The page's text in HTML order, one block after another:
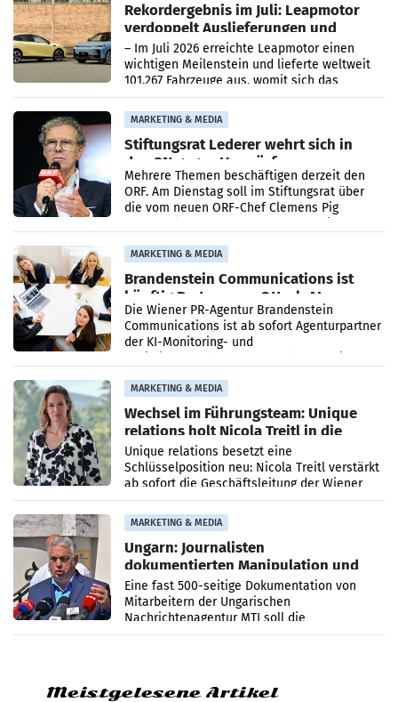
Rekordergebnis im Juli: Leapmotor
verdoppelt Auslieferungen und
überschreitet die 100.000er-Marke
– Im Juli 2026 erreichte Leapmotor einen
wichtigen Meilenstein und lieferte weltweit
101.267 Fahrzeuge aus, womit sich das
Ergebnis gegenüber Juli 2025 mehr als
verdoppelte (+102
MARKETING & MEDIA
Stiftungsrat Lederer wehrt sich in
den SN gegen Vorwürfe
Mehrere Themen beschäftigen derzeit den
ORF. Am Dienstag soll im Stiftungsrat über
die vom neuen ORF-Chef Clemens Pig
MARKETING & MEDIA
Brandenstein Communications ist
künftig Partner von OtterlyAI
Die Wiener PR-Agentur Brandenstein
Communications ist ab sofort Agenturpartner
der KI-Monitoring- und
MARKETING & MEDIA
Wechsel im Führungsteam: Unique
relations holt Nicola Treitl in die
Geschäftsleitung
Unique relations besetzt eine
Schlüsselposition neu: Nicola Treitl verstärkt
ab sofort die Geschäftsleitung der Wiener
PR-Agentur an der Seite von Josef Kalina und
Anna Kalina-Mahr.
MARKETING & MEDIA
Ungarn: Journalisten
dokumentierten Manipulation und
Zensur
Eine fast 500-seitige Dokumentation von
Mitarbeitern der Ungarischen
Nachrichtenagentur MTI soll die
systematische Nachrichten-Manipulation und
Meistgelesene Artikel